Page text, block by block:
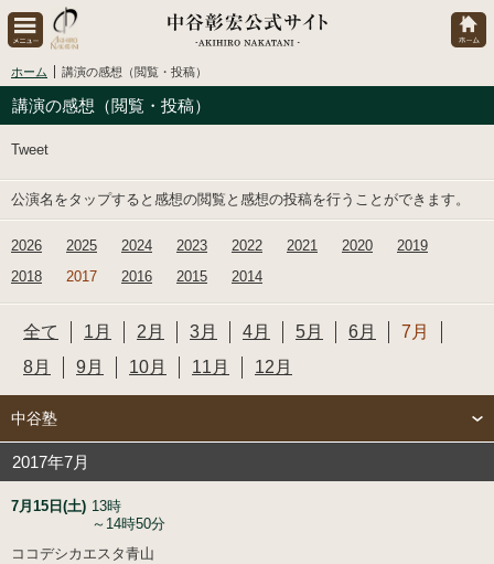
ホーム 講演の感想（閲覧・投稿）
講演の感想（閲覧・投稿）
Tweet
公演名をタップすると感想の閲覧と感想の投稿を行うことができます。
2026 2025 2024 2023 2022 2021 2020
2019
2018
2017 2016 2015 2014
全て 1月 2月 3月 4月 5月 6月
7月
8月
9月 10月 11月 12月
中谷塾
2017年7月
7月15日(土) 13時
～14時50分
ココデシカエスタ青山